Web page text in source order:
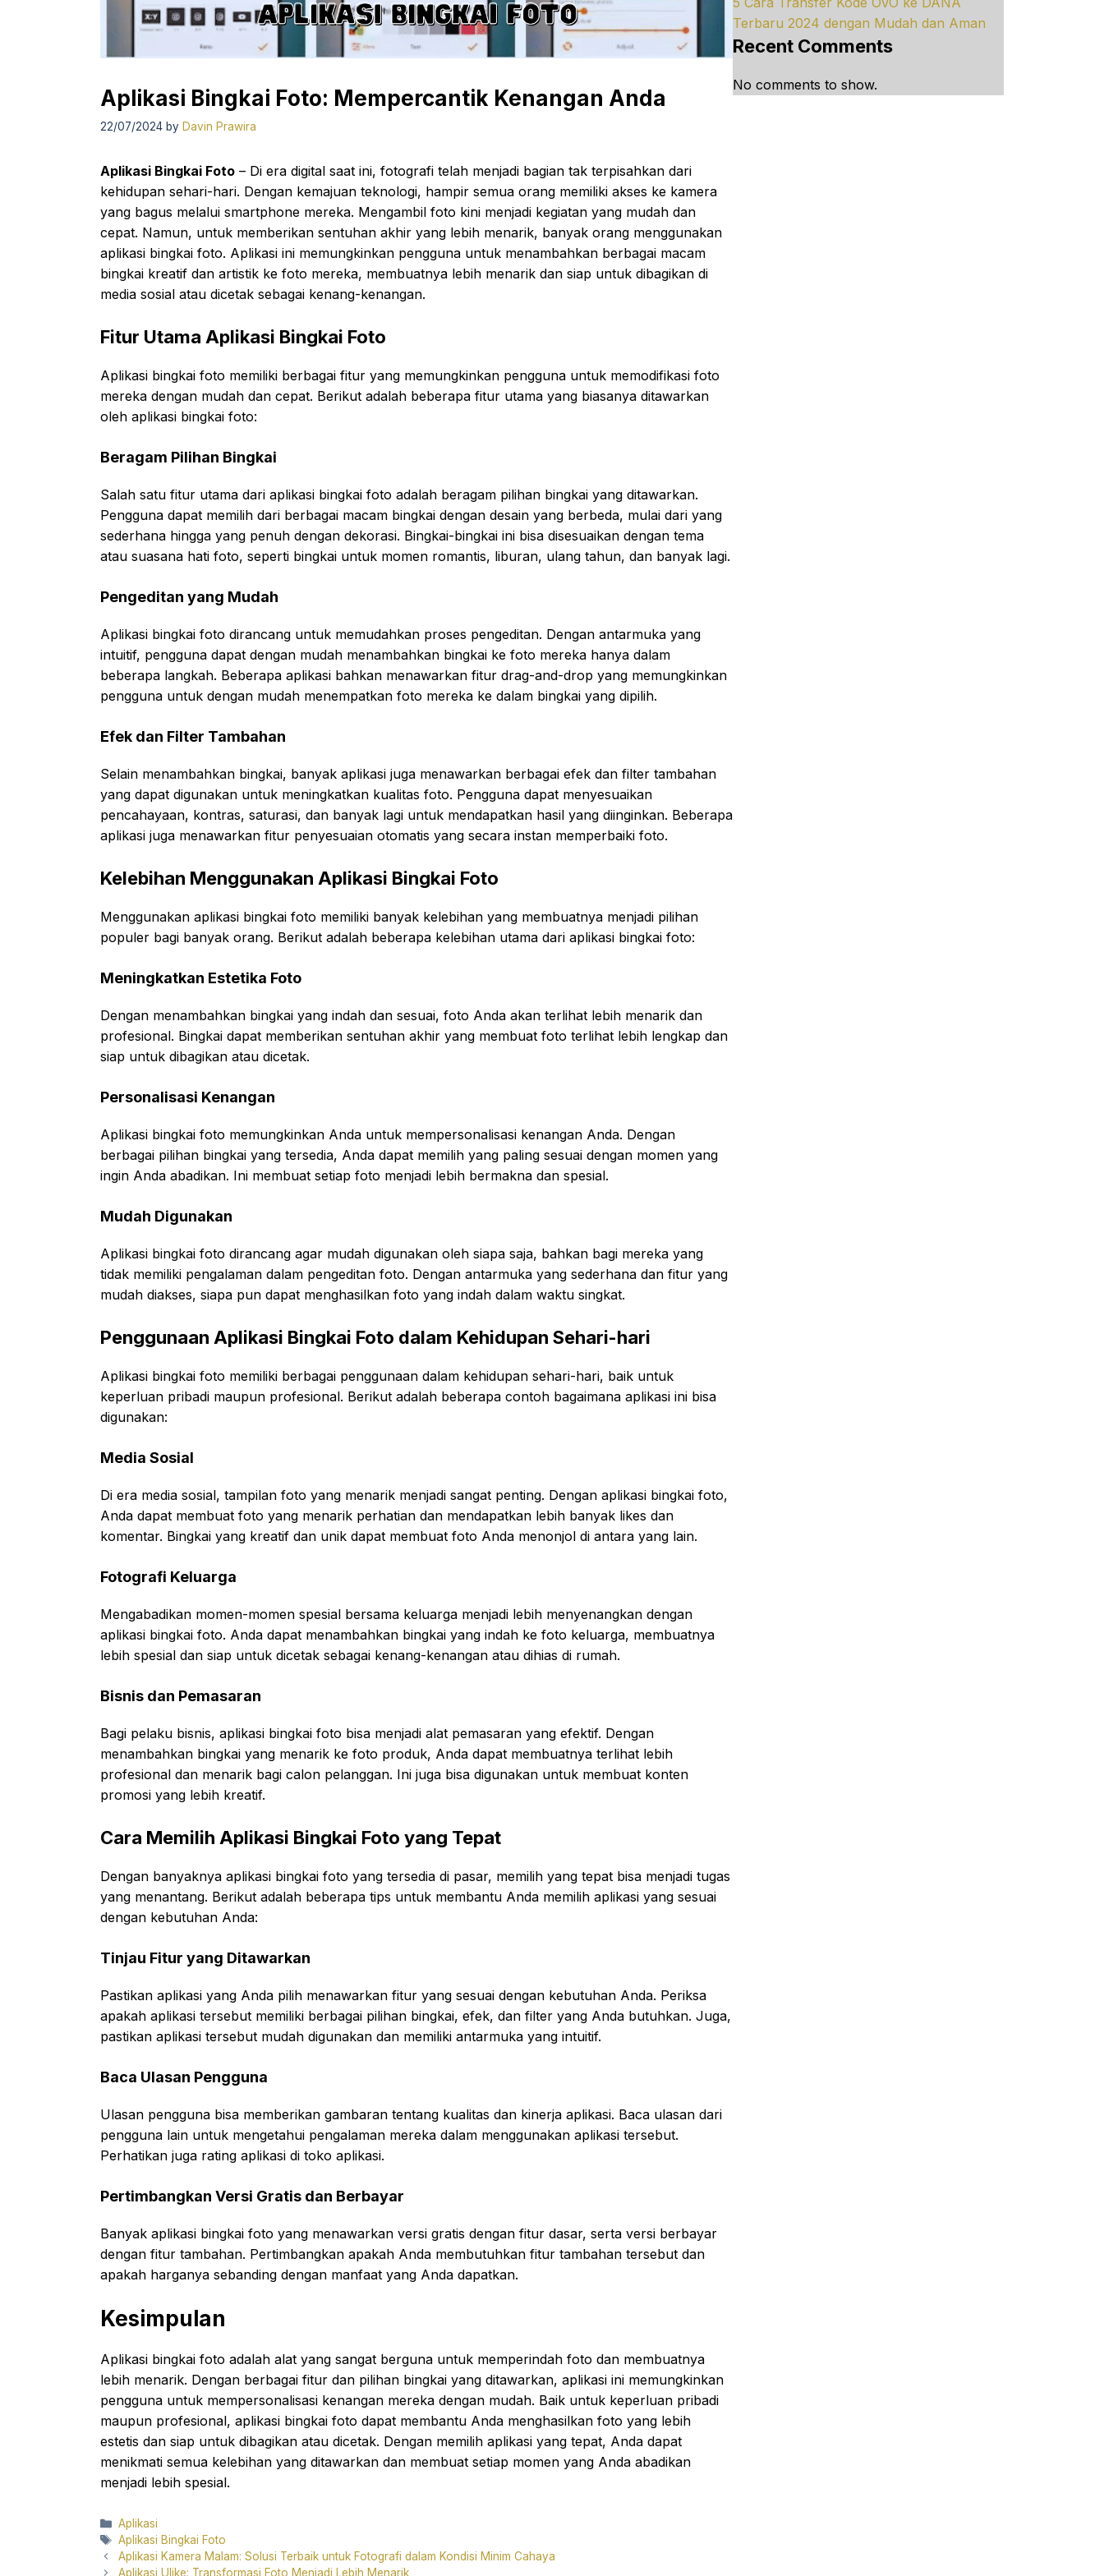
Aplikasi Bingkai Foto: Mempercantik Kenangan Anda
22/07/2024 by Davin Prawira
Aplikasi Bingkai Foto – Di era digital saat ini, fotografi telah menjadi bagian tak terpisahkan dari
kehidupan sehari-hari. Dengan kemajuan teknologi, hampir semua orang memiliki akses ke kamera
yang bagus melalui smartphone mereka. Mengambil foto kini menjadi kegiatan yang mudah dan
cepat. Namun, untuk memberikan sentuhan akhir yang lebih menarik, banyak orang menggunakan
aplikasi bingkai foto. Aplikasi ini memungkinkan pengguna untuk menambahkan berbagai macam
bingkai kreatif dan artistik ke foto mereka, membuatnya lebih menarik dan siap untuk dibagikan di
media sosial atau dicetak sebagai kenang-kenangan.
Fitur Utama Aplikasi Bingkai Foto
Aplikasi bingkai foto memiliki berbagai fitur yang memungkinkan pengguna untuk memodifikasi foto
mereka dengan mudah dan cepat. Berikut adalah beberapa fitur utama yang biasanya ditawarkan
oleh aplikasi bingkai foto:
Beragam Pilihan Bingkai
Salah satu fitur utama dari aplikasi bingkai foto adalah beragam pilihan bingkai yang ditawarkan.
Pengguna dapat memilih dari berbagai macam bingkai dengan desain yang berbeda, mulai dari yang
sederhana hingga yang penuh dengan dekorasi. Bingkai-bingkai ini bisa disesuaikan dengan tema
atau suasana hati foto, seperti bingkai untuk momen romantis, liburan, ulang tahun, dan banyak lagi.
Pengeditan yang Mudah
Aplikasi bingkai foto dirancang untuk memudahkan proses pengeditan. Dengan antarmuka yang
intuitif, pengguna dapat dengan mudah menambahkan bingkai ke foto mereka hanya dalam
beberapa langkah. Beberapa aplikasi bahkan menawarkan fitur drag-and-drop yang memungkinkan
pengguna untuk dengan mudah menempatkan foto mereka ke dalam bingkai yang dipilih.
Efek dan Filter Tambahan
Selain menambahkan bingkai, banyak aplikasi juga menawarkan berbagai efek dan filter tambahan
yang dapat digunakan untuk meningkatkan kualitas foto. Pengguna dapat menyesuaikan
pencahayaan, kontras, saturasi, dan banyak lagi untuk mendapatkan hasil yang diinginkan. Beberapa
aplikasi juga menawarkan fitur penyesuaian otomatis yang secara instan memperbaiki foto.
Kelebihan Menggunakan Aplikasi Bingkai Foto
Menggunakan aplikasi bingkai foto memiliki banyak kelebihan yang membuatnya menjadi pilihan
populer bagi banyak orang. Berikut adalah beberapa kelebihan utama dari aplikasi bingkai foto:
Meningkatkan Estetika Foto
Dengan menambahkan bingkai yang indah dan sesuai, foto Anda akan terlihat lebih menarik dan
profesional. Bingkai dapat memberikan sentuhan akhir yang membuat foto terlihat lebih lengkap dan
siap untuk dibagikan atau dicetak.
Personalisasi Kenangan
Aplikasi bingkai foto memungkinkan Anda untuk mempersonalisasi kenangan Anda. Dengan
berbagai pilihan bingkai yang tersedia, Anda dapat memilih yang paling sesuai dengan momen yang
ingin Anda abadikan. Ini membuat setiap foto menjadi lebih bermakna dan spesial.
Mudah Digunakan
Aplikasi bingkai foto dirancang agar mudah digunakan oleh siapa saja, bahkan bagi mereka yang
tidak memiliki pengalaman dalam pengeditan foto. Dengan antarmuka yang sederhana dan fitur yang
mudah diakses, siapa pun dapat menghasilkan foto yang indah dalam waktu singkat.
Penggunaan Aplikasi Bingkai Foto dalam Kehidupan Sehari-hari
Aplikasi bingkai foto memiliki berbagai penggunaan dalam kehidupan sehari-hari, baik untuk
keperluan pribadi maupun profesional. Berikut adalah beberapa contoh bagaimana aplikasi ini bisa
digunakan:
Media Sosial
Di era media sosial, tampilan foto yang menarik menjadi sangat penting. Dengan aplikasi bingkai foto,
Anda dapat membuat foto yang menarik perhatian dan mendapatkan lebih banyak likes dan
komentar. Bingkai yang kreatif dan unik dapat membuat foto Anda menonjol di antara yang lain.
Fotografi Keluarga
Mengabadikan momen-momen spesial bersama keluarga menjadi lebih menyenangkan dengan
aplikasi bingkai foto. Anda dapat menambahkan bingkai yang indah ke foto keluarga, membuatnya
lebih spesial dan siap untuk dicetak sebagai kenang-kenangan atau dihias di rumah.
Bisnis dan Pemasaran
Bagi pelaku bisnis, aplikasi bingkai foto bisa menjadi alat pemasaran yang efektif. Dengan
menambahkan bingkai yang menarik ke foto produk, Anda dapat membuatnya terlihat lebih
profesional dan menarik bagi calon pelanggan. Ini juga bisa digunakan untuk membuat konten
promosi yang lebih kreatif.
Cara Memilih Aplikasi Bingkai Foto yang Tepat
Dengan banyaknya aplikasi bingkai foto yang tersedia di pasar, memilih yang tepat bisa menjadi tugas
yang menantang. Berikut adalah beberapa tips untuk membantu Anda memilih aplikasi yang sesuai
dengan kebutuhan Anda:
Tinjau Fitur yang Ditawarkan
Pastikan aplikasi yang Anda pilih menawarkan fitur yang sesuai dengan kebutuhan Anda. Periksa
apakah aplikasi tersebut memiliki berbagai pilihan bingkai, efek, dan filter yang Anda butuhkan. Juga,
pastikan aplikasi tersebut mudah digunakan dan memiliki antarmuka yang intuitif.
Baca Ulasan Pengguna
Ulasan pengguna bisa memberikan gambaran tentang kualitas dan kinerja aplikasi. Baca ulasan dari
pengguna lain untuk mengetahui pengalaman mereka dalam menggunakan aplikasi tersebut.
Perhatikan juga rating aplikasi di toko aplikasi.
Pertimbangkan Versi Gratis dan Berbayar
Banyak aplikasi bingkai foto yang menawarkan versi gratis dengan fitur dasar, serta versi berbayar
dengan fitur tambahan. Pertimbangkan apakah Anda membutuhkan fitur tambahan tersebut dan
apakah harganya sebanding dengan manfaat yang Anda dapatkan.
Kesimpulan
Aplikasi bingkai foto adalah alat yang sangat berguna untuk memperindah foto dan membuatnya
lebih menarik. Dengan berbagai fitur dan pilihan bingkai yang ditawarkan, aplikasi ini memungkinkan
pengguna untuk mempersonalisasi kenangan mereka dengan mudah. Baik untuk keperluan pribadi
maupun profesional, aplikasi bingkai foto dapat membantu Anda menghasilkan foto yang lebih
estetis dan siap untuk dibagikan atau dicetak. Dengan memilih aplikasi yang tepat, Anda dapat
menikmati semua kelebihan yang ditawarkan dan membuat setiap momen yang Anda abadikan
menjadi lebih spesial.
Categories
Aplikasi
Tags
Aplikasi Bingkai Foto
Aplikasi Kamera Malam: Solusi Terbaik untuk Fotografi dalam Kondisi Minim Cahaya
Aplikasi Ulike: Transformasi Foto Menjadi Lebih Menarik
Terbaru 2024 dengan Mudah dan Aman
Recent Comments
No comments to show.